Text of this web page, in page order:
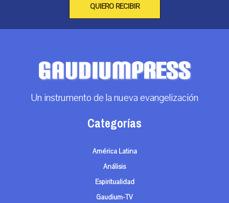
QUIERO RECIBIR
Un instrumento de la nueva evangelización
Categorías
América Latina
Análisis
Espiritualidad
Gaudium-TV